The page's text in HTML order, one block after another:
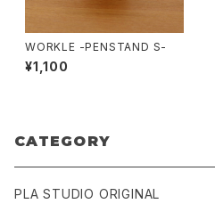
WORKLE -PENSTAND S-
¥1,100
CATEGORY
PLA STUDIO ORIGINAL